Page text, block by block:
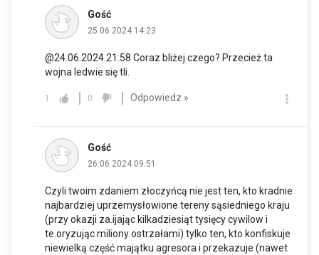
Gość
25.06.2024 14:23
@24.06.2024 21:58 Coraz bliżej czego? Przecież ta
wojna ledwie się tli.
1 0 Odpowiedz »
Gość
26.06.2024 09:51
Czyli twoim zdaniem złoczyńcą nie jest ten, kto kradnie
najbardziej uprzemysłowione tereny sąsiedniego kraju
(przy okazji za.ijając kilkadziesiąt tysięcy cywilow i
te.oryzując miliony ostrzałami) tylko ten, kto konfiskuje
niewielką część majątku agresora i przekazuje (nawet